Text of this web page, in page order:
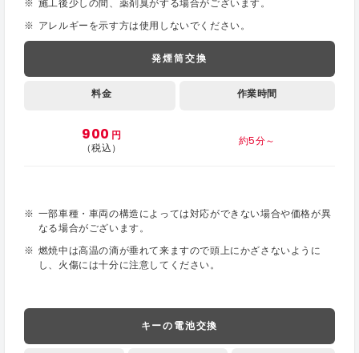
施工後少しの間、薬剤臭がする場合がございます。
アレルギーを示す方は使用しないでください。
発煙筒交換
料金 作業時間
900 円
（税込）
約5分～
一部車種・車両の構造によっては対応ができない場合や価格が異
なる場合がございます。
燃焼中は高温の滴が垂れて来ますので頭上にかざさないように
し、火傷には十分に注意してください。
キーの電池交換